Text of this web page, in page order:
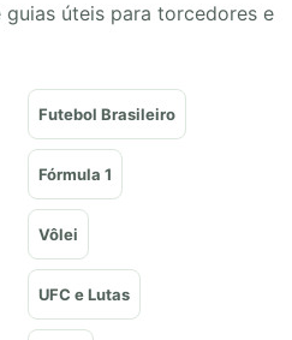
úteis para torcedores e
Futebol Brasileiro
Fórmula 1
Vôlei
UFC e Lutas